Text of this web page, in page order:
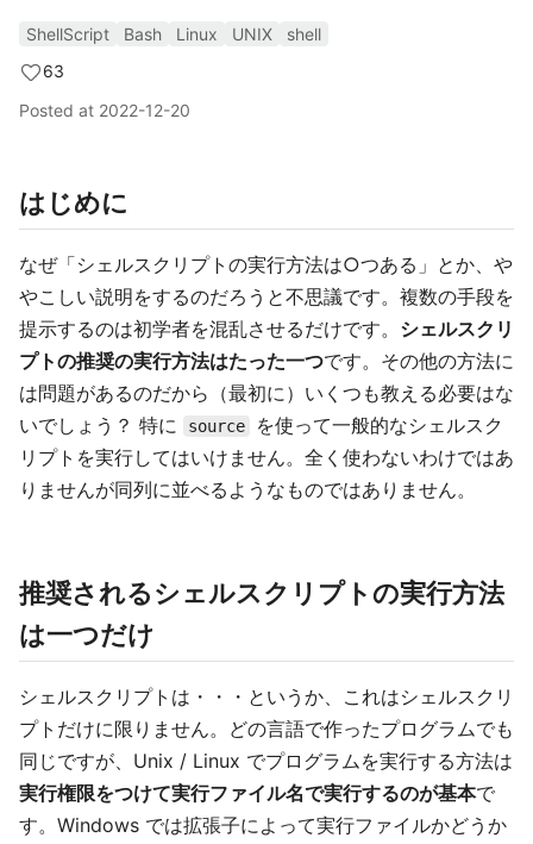
ShellScript Bash Linux UNIX
shell
63
Posted at 2022-12-20
はじめに
なぜ「シェルスクリプトの実行方法は○つある」とか、や
やこしい説明をするのだろうと不思議です。複数の手段を
提示するのは初学者を混乱させるだけです。 シェルスクリ
プトの推奨の実行方法はたった一つです。その他の方法に
は問題があるのだから（最初に）いくつも教える必要はな
いでしょう？ 特に
source
を使って一般的なシェルスク
リプトを実行してはいけません。全く使わないわけではあ
りませんが同列に並べるようなものではありません。
推奨されるシェルスクリプトの実行方法
は一つだけ
シェルスクリプトは・・・というか、これはシェルスクリ
プトだけに限りません。どの言語で作ったプログラムでも
同じですが、Unix / Linux でプログラムを実行する方法は
実行権限をつけて実行ファイル名で実行するのが基本で
す。Windows では拡張子によって実行ファイルかどうか